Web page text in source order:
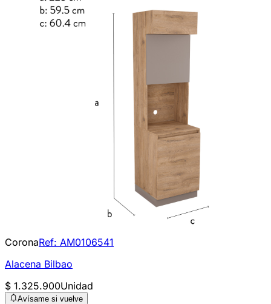
CoronaRef: AM0106541
Alacena Bilbao
$ 1.325.900Unidad
Avísame si vuelve